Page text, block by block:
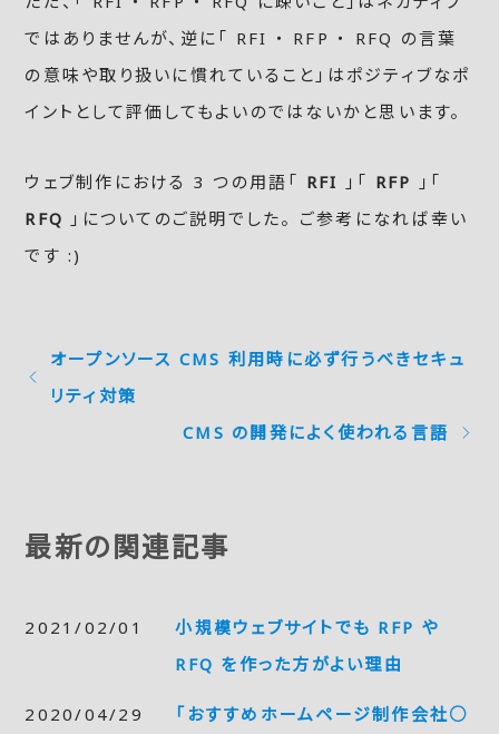
ではありませんが、逆に「 RFI ・ RFP ・ RFQ の言葉
の意味や取り扱いに慣れていること」はポジティブなポ
イントとして評価してもよいのではないかと思います。
ウェブ制作における 3 つの用語「 RFI 」「 RFP
」「
RFQ 」についてのご説明でした。 ご参考になれば幸い
です :)
オープンソース CMS 利用時に必ず行うべきセキュ
リティ対策
CMS の開発によく使われる言語
最新の関連記事
2021/02/01
小規模ウェブサイトでも RFP や
RFQ を作った方がよい理由
2020/04/29
「おすすめホームページ制作会社○